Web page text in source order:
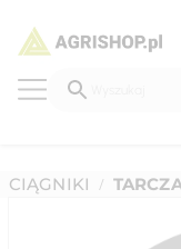
CIĄGNIKI /